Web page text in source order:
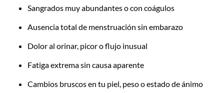
Sangrados muy abundantes o con coágulos
Ausencia total de menstruación sin embarazo
Dolor al orinar, picor o flujo inusual
Fatiga extrema sin causa aparente
Cambios bruscos en tu piel, peso o estado de ánimo